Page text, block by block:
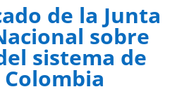
de la Junta
sobre
sistema de